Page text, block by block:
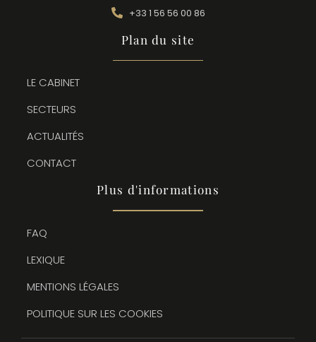
+33 1 56 56 00 86
Plan du site
LE CABINET
SECTEURS
ACTUALITÉS
CONTACT
Plus d'informations
FAQ
LEXIQUE
MENTIONS LÉGALES
POLITIQUE SUR LES COOKIES